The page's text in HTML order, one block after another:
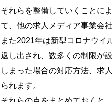
それらを整備していくことに
て、他の求人メディア事業会
また2021年は新型コロナウイ
返し出され、数多くの制限が
しまった場合の対応方法、求
られます。